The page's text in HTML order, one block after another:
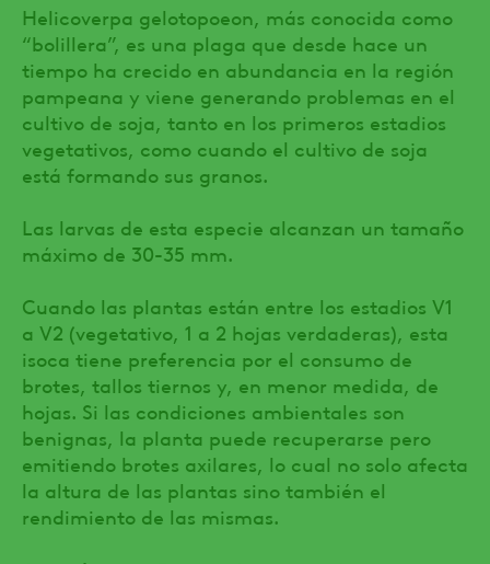
Helicoverpa gelotopoeon, más conocida como
“bolillera”, es una plaga que desde hace un
tiempo ha crecido en abundancia en la región
pampeana y viene generando problemas en el
cultivo de soja, tanto en los primeros estadios
vegetativos, como cuando el cultivo de soja
está formando sus granos.
Las larvas de esta especie alcanzan un tamaño
máximo de 30-35 mm.
Cuando las plantas están entre los estadios V1
a V2 (vegetativo, 1 a 2 hojas verdaderas), esta
isoca tiene preferencia por el consumo de
brotes, tallos tiernos y, en menor medida, de
hojas. Si las condiciones ambientales son
benignas, la planta puede recuperarse pero
emitiendo brotes axilares, lo cual no solo afecta
la altura de las plantas sino también el
rendimiento de las mismas.